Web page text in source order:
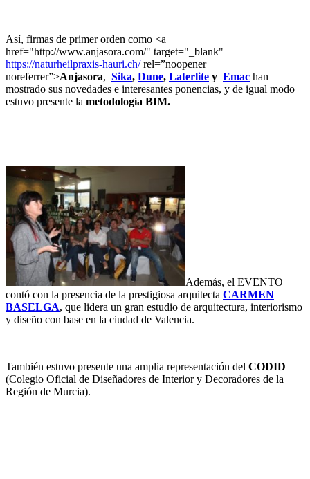
Así, firmas de primer orden como <a
href="http://www.anjasora.com/" target="_blank"
https://naturheilpraxis-hauri.ch/rel=”noopener
noreferrer”>Anjasora, Sika, Dune, Laterlite y Emac han
mostrado sus novedades e interesantes ponencias, y de igual modo
estuvo presente la metodología BIM.
Además, el EVENTO
contó con la presencia de la prestigiosa arquitecta CARMEN
BASELGA, que lidera un gran estudio de arquitectura, interiorismo
y diseño con base en la ciudad de Valencia.
También estuvo presente una amplia representación del CODID
(Colegio Oficial de Diseñadores de Interior y Decoradores de la
Región de Murcia).